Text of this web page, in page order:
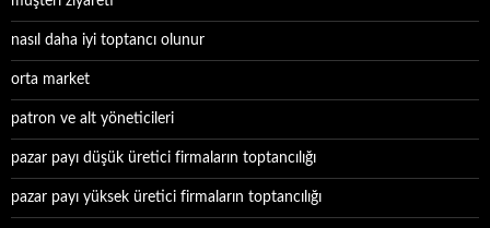
nasıl daha iyi toptancı olunur
orta market
patron ve alt yöneticileri
pazar payı düşük üretici firmaların toptancılığı
pazar payı yüksek üretici firmaların toptancılığı